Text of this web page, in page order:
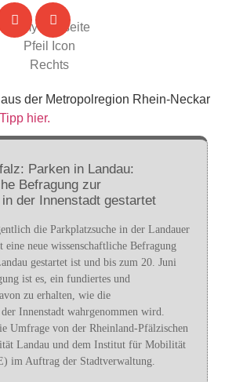
der Metropolregion Rhein-Neckar
hier.
Parken in Landau:
Befragung zur
der Innenstadt gestartet
die Parkplatzsuche in der Landauer
eine neue wissenschaftliche Befragung
gestartet ist und bis zum 20. Juni
ist es, ein fundiertes und
zu erhalten, wie die
Innenstadt wahrgenommen wird.
Umfrage von der Rheinland-Pfälzischen
Landau und dem Institut für Mobilität
im Auftrag der Stadtverwaltung.